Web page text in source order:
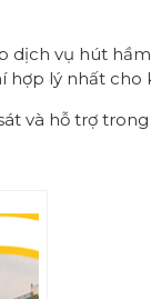
dịch vụ hút
hợp lý nhất cho
và hỗ trợ